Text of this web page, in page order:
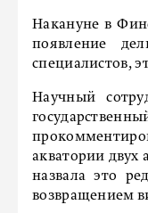
Накануне в
появление
специалистов,
Научный
акватории
назвала это
возвращением